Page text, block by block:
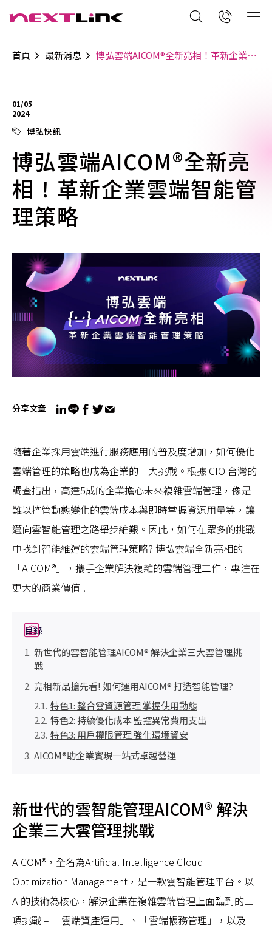
首頁 最新消息 博弘雲端AICOM®全新亮相！革新企業雲端智能管理策略
01/05
2024
博弘快訊
博弘雲端AICOM®全新亮
相！革新企業雲端智能管
理策略
分享文章
隨著企業採用雲端進行服務應用的普及度增加，如何優化
雲端管理的策略也成為企業的一大挑戰。根據 CIO 台灣的
調查指出，高達5成的企業擔心未來複雜雲端管理，像是
難以控管動態變化的雲端成本與即時掌握資源用量等，讓
邁向雲智能管理之路舉步維艱。因此，如何在眾多的挑戰
中找到智能維運的雲端管理策略? 博弘雲端全新亮相的
「AICOM®」，攜手企業解決複雜的雲端管理工作，專注在
更大的商業價值 !
目錄
新世代的雲智能管理AICOM® 解決企業三大雲管理挑
戰
亮相新品搶先看! 如何運用AICOM® 打造智能管理?
特色1: 整合雲資源管理 掌握使用動態
特色2: 持續優化成本 監控異常費用支出
特色3: 用戶權限管理 強化環境資安
AICOM®助企業實現一站式卓越營運
新世代的雲智能管理AICOM® 解決
企業三大雲管理挑戰
AICOM®，全名為Artificial Intelligence Cloud
Optimization Management，是一款雲智能管理平台。以
AI的技術為核心，解決企業在複雜雲端管理上面臨到的三
項挑戰 – 「雲端資產運用」、「雲端帳務管理」，以及